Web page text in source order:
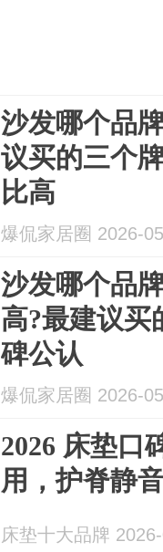
沙发哪个品
议买的三个
比高
爆侃家居圈 2026-
沙发哪个品
高?最建议买
碑公认
爆侃家居圈 2026-
2026 床垫口
用，护脊静
床垫十大品牌